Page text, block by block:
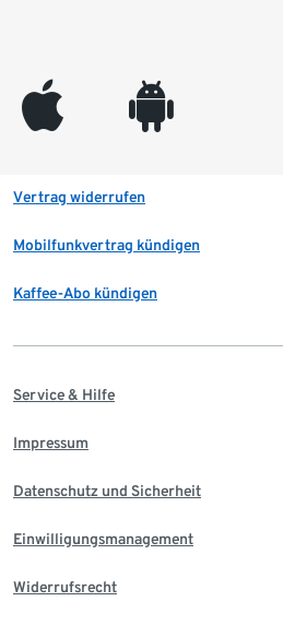
appleinc android
Vertrag widerrufen
Mobilfunkvertrag kündigen
Kaffee-Abo kündigen
Service & Hilfe
Impressum
Datenschutz und Sicherheit
Einwilligungsmanagement
Widerrufsrecht